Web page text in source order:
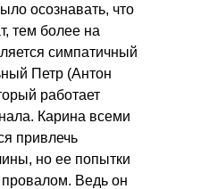
осознавать, что
тем более на
симпатичный
Петр (Антон
работает
Карина всеми
привлечь
но ее попытки
Ведь он